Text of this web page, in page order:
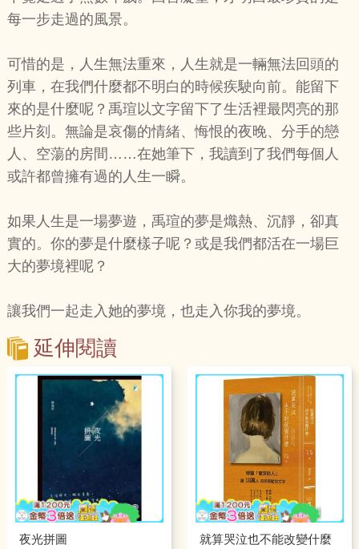
每一步走過的風景。
可惜的是，人生無法重來，人生就是一輛無法回頭的
列車，在我們什麼都不明白的時候疾駛向前。能留下
來的是什麼呢？禹瑄以文字留下了生活裡最閃亮的那
些片刻。無論是哀傷的情緒、悔恨的夜晚、分手的戀
人、空蕩的房間……在她筆下，我讀到了我們每個人
或許都曾擁有過的人生一瞬。
如果人生是一場夢遊，禹瑄的夢是熾熱、沉靜，卻真
實的。你的夢是什麼樣子呢？或是我們都活在一場巨
大的夢境裡呢？
讓我們一起走入她的夢境，也走入你我的夢境。
延伸閱讀
夜光拼圖 就算哭泣也不能改變什麼